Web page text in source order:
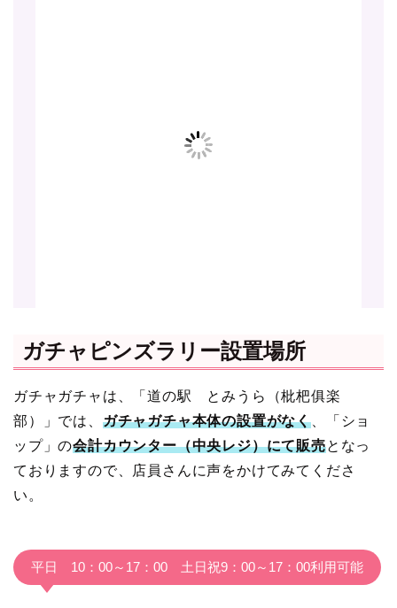
ガチャピンズラリー設置場所
ガチャガチャは、「道の駅 とみうら（枇杷俱楽
部）」では、 ガチャガチャ本体の設置がなく 、「ショ
ップ」の会計カウンター（中央レジ）にて販売となっ
ておりますので、店員さんに声をかけてみてくださ
い。
平日 10：00～17：00 土日祝9：00～17：00利用可能